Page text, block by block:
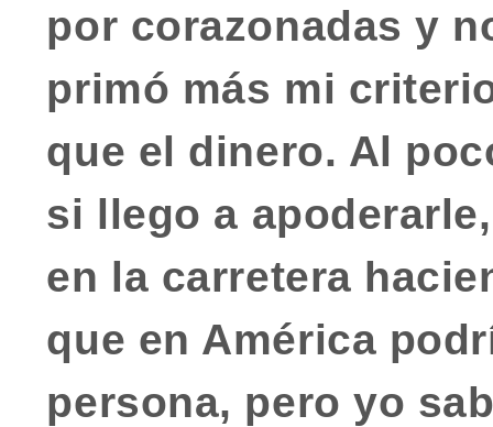
por corazonadas y
primó más mi
que el dinero. Al
si llego a
en la carretera
que en América
persona, pero yo